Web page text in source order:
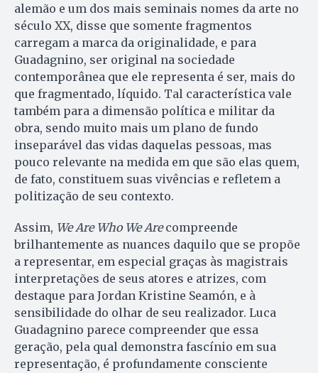
alemão e um dos mais seminais nomes da arte no
século XX, disse que somente fragmentos
carregam a marca da originalidade, e para
Guadagnino, ser original na sociedade
contemporânea que ele representa é ser, mais do
que fragmentado, líquido. Tal característica vale
também para a dimensão política e militar da
obra, sendo muito mais um plano de fundo
inseparável das vidas daquelas pessoas, mas
pouco relevante na medida em que são elas quem,
de fato, constituem suas vivências e refletem a
politização de seu contexto.
Assim, We Are Who We Arecompreende
brilhantemente as nuances daquilo que se propõe
a representar, em especial graças às magistrais
interpretações de seus atores e atrizes, com
destaque para Jordan Kristine Seamón, e à
sensibilidade do olhar de seu realizador. Luca
Guadagnino parece compreender que essa
geração, pela qual demonstra fascínio em sua
representação, é profundamente consciente